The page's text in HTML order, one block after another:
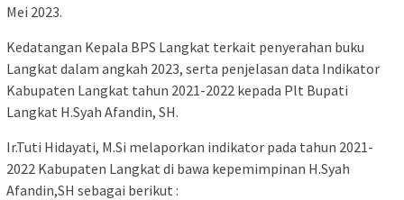
Mei 2023.
Kedatangan Kepala BPS Langkat terkait penyerahan buku
Langkat dalam angkah 2023, serta penjelasan data Indikator
Kabupaten Langkat tahun 2021-2022 kepada Plt Bupati
Langkat H.Syah Afandin, SH.
Ir.Tuti Hidayati, M.Si melaporkan indikator pada tahun 2021-
2022 Kabupaten Langkat di bawa kepemimpinan H.Syah
Afandin,SH sebagai berikut :